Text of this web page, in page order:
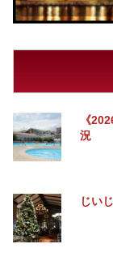
《
況
じい